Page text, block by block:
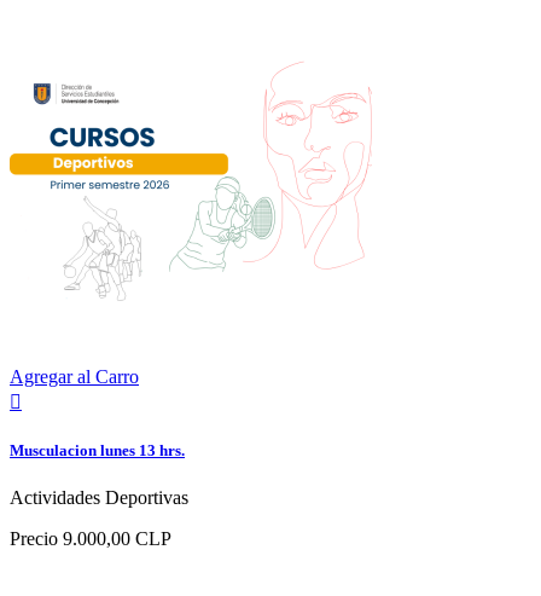
Agregar al Carro

Musculacion lunes 13 hrs.
Actividades Deportivas
Precio 9.000,00 CLP